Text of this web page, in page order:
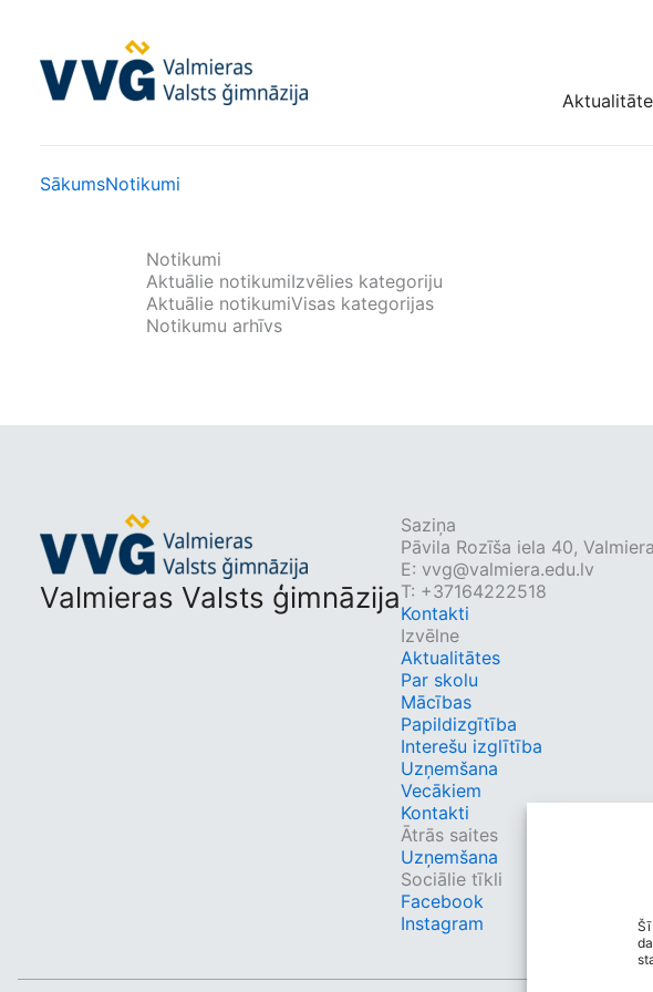
Šī
content
SākumsNotikumi
Notikumi
Aktuālie notikumi
Aktuālie notikumi
Notikumu arhīvs
Izvēlies kategoriju
Visas kategorijas
Valmieras Valsts ģimnāzija
Saziņa
Pāvila Rozīša iela 40,
E: vvg@valmiera.edu.lv
T: +37164222518
Kontakti
Izvēlne
Aktualitātes
Par skolu
Mācības
Papildizgītība
Interešu izglītība
Uzņemšana
Vecākiem
Kontakti
Ātrās saites
Uzņemšana
Sociālie tīkli
Facebook
Instagram